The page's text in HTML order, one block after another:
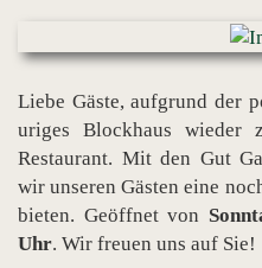
Liebe Gäste, aufgrund der
uriges Blockhaus wieder
Restaurant. Mit den Gut
wir unseren Gästen eine
bieten. Geöffnet von
Uhr. Wir freuen uns auf Sie!